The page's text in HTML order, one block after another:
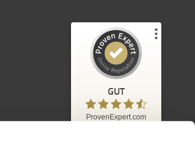
GUT
ProvenExpert.com
Kundenbewertungen und Erfahrungen zu
ProvenExpert.com
97
%
Empfehlungen auf
ProvenExpert.com
4,42
/
5,00